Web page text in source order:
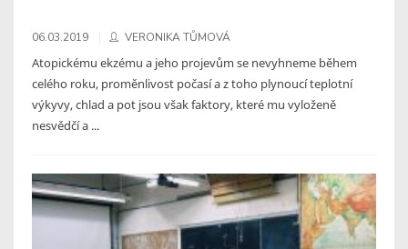
06.03.2019 VERONIKA TŮMOVÁ
Atopickému ekzému a jeho projevům se nevyhneme během
celého roku, proměnlivost počasí a z toho plynoucí teplotní
výkyvy, chlad a pot jsou však faktory, které mu vyloženě
nesvědčí a ...